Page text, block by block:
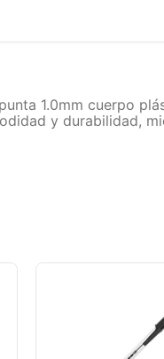
1.0mm cuerpo
y durabilidad,